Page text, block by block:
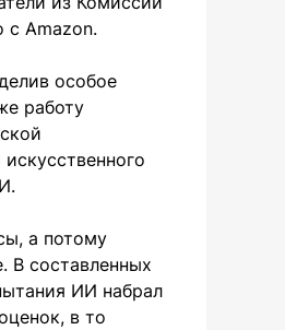
с Amazon.
особое
работу
а потому
В составленных
ИИ набрал
в то